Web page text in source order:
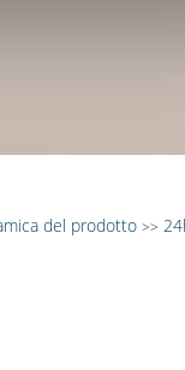
del prodotto >>